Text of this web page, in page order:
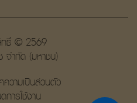
ธิ์ © 2569
จำกัด (มหาชน)
ความเป็นส่วนตัว
ารใช้งาน